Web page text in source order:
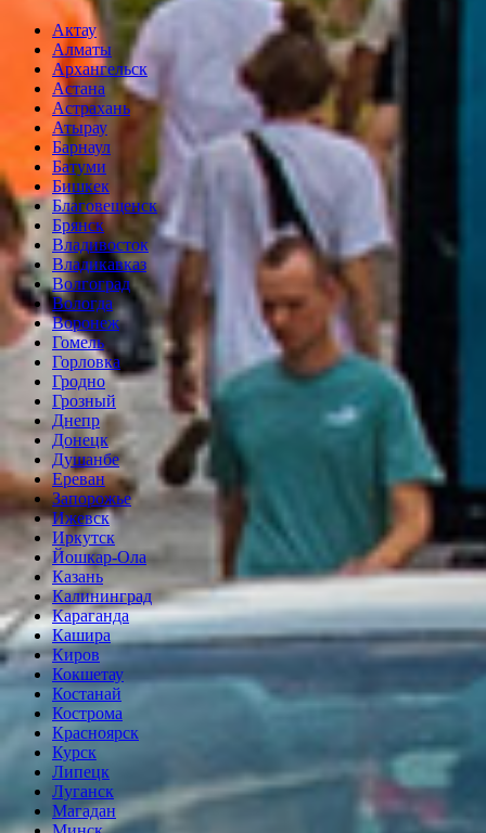
Актау
Алматы
Архангельск
Астана
Астрахань
Атырау
Барнаул
Батуми
Бишкек
Благовещенск
Брянск
Владивосток
Владикавказ
Волгоград
Вологда
Воронеж
Гомель
Горловка
Гродно
Грозный
Днепр
Донецк
Душанбе
Ереван
Запорожье
Ижевск
Иркутск
Йошкар-Ола
Казань
Калининград
Караганда
Кашира
Киров
Кокшетау
Костанай
Кострома
Красноярск
Курск
Липецк
Луганск
Магадан